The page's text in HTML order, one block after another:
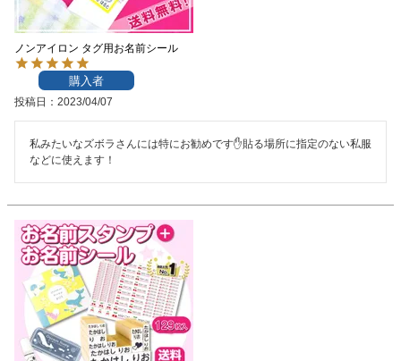
ノンアイロン タグ用お名前シール
購入者
投稿日 2023/04/07
私みたいなズボラさんには特にお勧めです✋貼る場所に指定のない私服
などに使えます！